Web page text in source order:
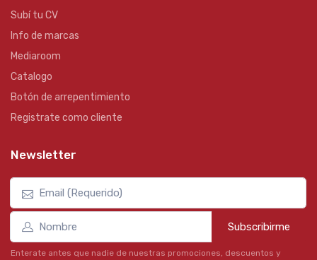
Subí tu CV
Info de marcas
Mediaroom
Catalogo
Botón de arrepentimiento
Registrate como cliente
Newsletter
Subscribirme
Enterate antes que nadie de nuestras promociones, descuentos y